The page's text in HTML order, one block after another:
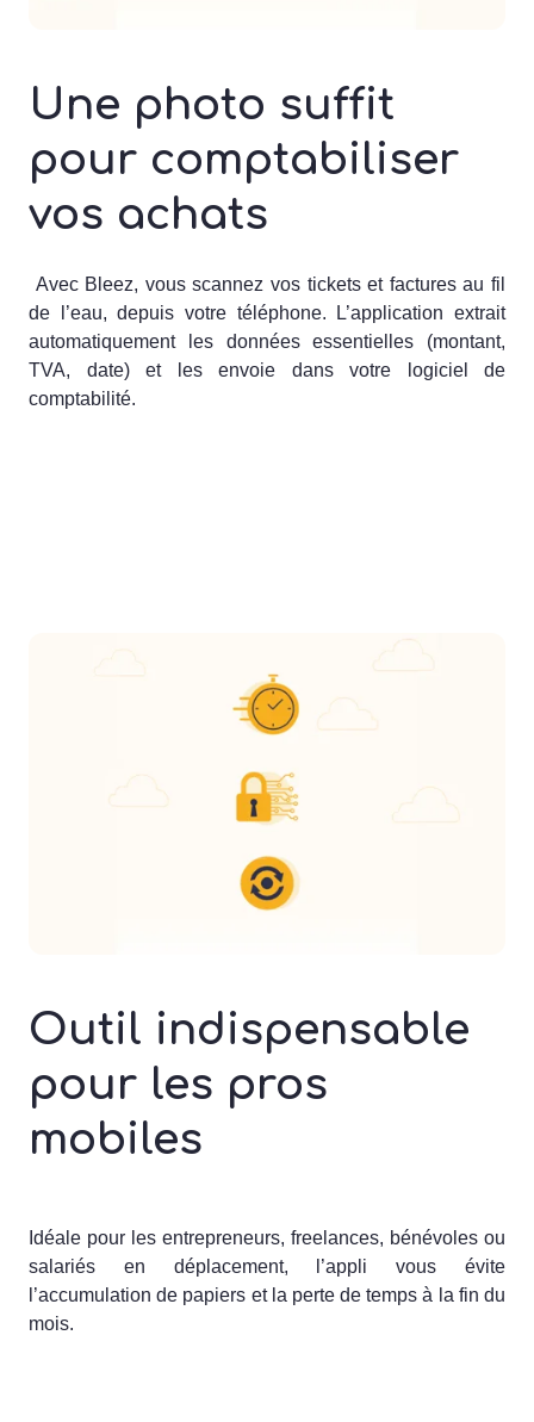
Une photo suffit
pour comptabiliser
vos achats
Avec Bleez, vous scannez vos tickets et factures au fil
de l’eau, depuis votre téléphone. L’application extrait
automatiquement les données essentielles (montant,
TVA, date) et les envoie dans votre logiciel de
comptabilité.
Outil indispensable
pour les pros
mobiles
Idéale pour les entrepreneurs, freelances, bénévoles ou
salariés en déplacement, l’appli vous évite
l’accumulation de papiers et la perte de temps à la fin du
mois.